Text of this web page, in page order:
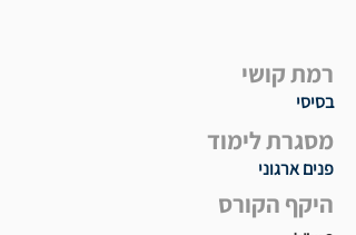
רמת קושי
בסיסי
מסגרת לימוד
פנים ארגוני
היקף הקורס